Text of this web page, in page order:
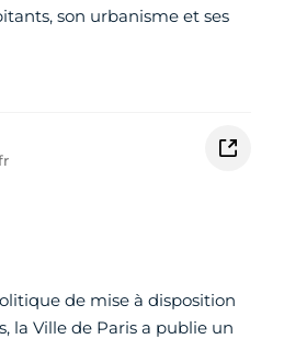
son urbanisme et ses
de mise à disposition
la Ville de Paris a publie un